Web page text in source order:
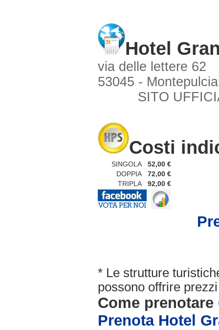
Hotel
via delle lettere 62
53045 -
SITO
Costi
SINGOLA
52,00 €
DOPPIA
72,00 €
TRIPLA
92,00 €
* Le strutture
possono offrire
Come prenotare
Prenota Hotel